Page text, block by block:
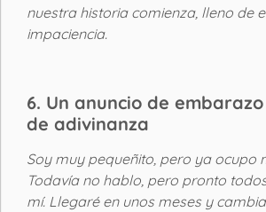
nuestra historia comienza, lleno de
impaciencia.
6. Un anuncio de
de adivinanza
Soy muy pequeñito, pero ya ocupo
Todavía no hablo, pero pronto
mí. Llegaré en unos meses y